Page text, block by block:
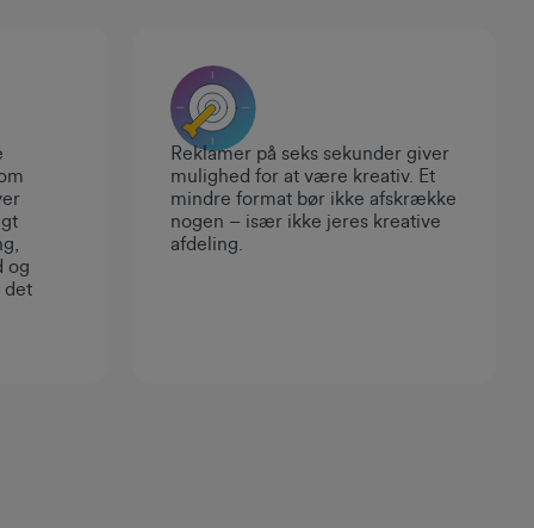
og
det
Reklamer på seks sekunder giver
mulighed for at være kreativ. Et
mindre format bør ikke afskrække
nogen – især ikke jeres kreative
afdeling.